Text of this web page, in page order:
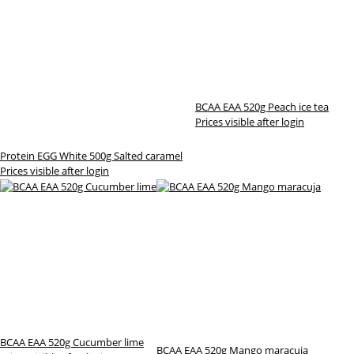
Protein EGG White 500g Salted caramel
Prices visible after login
BCAA EAA 520g Peach ice tea
Prices visible after login
BCAA EAA 520g Cucumber lime
BCAA EAA 520g Mango maracuja